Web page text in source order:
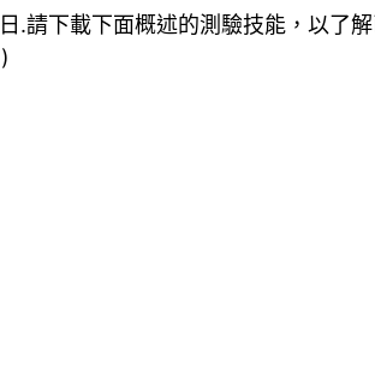
請下載下面概述的測驗技能，以了解